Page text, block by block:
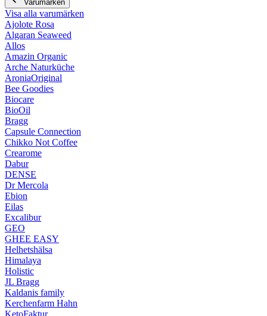
Varumärken
Visa alla varumärken
Ajolote Rosa
Algaran Seaweed
Allos
Amazin Organic
Arche Naturküche
AroniaOriginal
Bee Goodies
Biocare
BioOil
Bragg
Capsule Connection
Chikko Not Coffee
Crearome
Dabur
DENSE
Dr Mercola
Ebion
Eilas
Excalibur
GEO
GHEE EASY
Helhetshälsa
Himalaya
Holistic
JL Bragg
Kaldanis family
Kerchenfarm Hahn
KetoFaktur